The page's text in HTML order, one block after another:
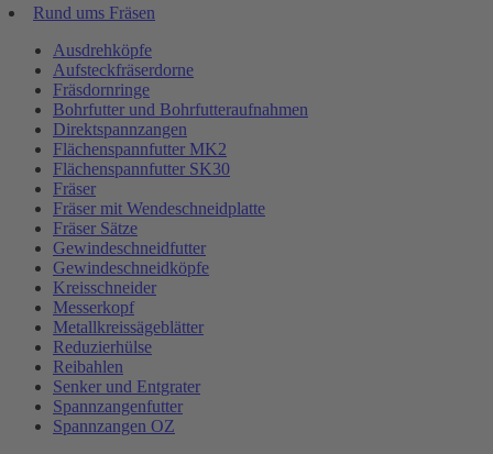
Rund ums Fräsen
Ausdrehköpfe
Aufsteckfräserdorne
Fräsdornringe
Bohrfutter und Bohrfutteraufnahmen
Direktspannzangen
Flächenspannfutter MK2
Flächenspannfutter SK30
Fräser
Fräser mit Wendeschneidplatte
Fräser Sätze
Gewindeschneidfutter
Gewindeschneidköpfe
Kreisschneider
Messerkopf
Metallkreissägeblätter
Reduzierhülse
Reibahlen
Senker und Entgrater
Spannzangenfutter
Spannzangen OZ